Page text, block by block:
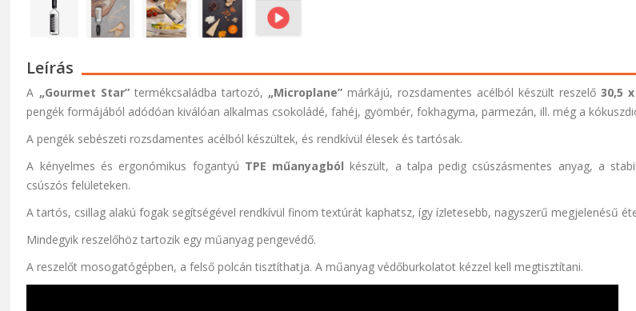
Leírás
A „Gourmet Star”termékcsaládba tartozó, „Microplane”márkájú, rozsdamentes acélból készült reszelő30,5
pengék formájából adódóan kiválóan alkalmas csokoládé, fahéj, gyömbér, fokhagyma, parmezán, ill. még a
A pengék sebészeti rozsdamentes acélból készültek, és rendkívül élesek és tartósak.
A kényelmes és ergonómikus fogantyú TPE műanyagból készült, a talpa pedig csúszásmentes anyag, a
csúszós felületeken.
A tartós, csillag alakú fogak segítségével rendkívül finom textúrát kaphatsz, így ízletesebb, nagyszerű megjelenésű
Mindegyik reszelőhöz tartozik egy műanyag pengevédő.
A reszelőt mosogatógépben, a felső polcán tisztíthatja. A műanyag védőburkolatot kézzel kell megtisztítani.